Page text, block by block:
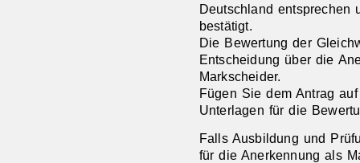
Deutschland entsprechen
bestätigt.
Die Bewertung der
Entscheidung über die
Markscheider.
Fügen Sie dem Antrag
Unterlagen für die
Falls Ausbildung und
für die Anerkennung als